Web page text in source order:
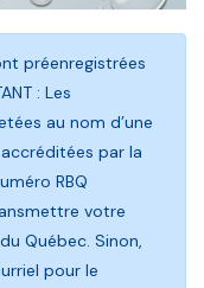
préenregistrées
: Les
au nom d’une
par la
RBQ
votre
Québec. Sinon,
pour le